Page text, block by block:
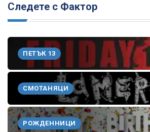
Следете с Фактор
ПЕТЪК 13
СМОТАНЯЦИ
РОЖДЕННИЦИ